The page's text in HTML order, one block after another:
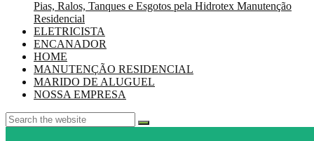
Pias, Ralos, Tanques e Esgotos pela Hidrotex Manutenção
Residencial
ELETRICISTA
ENCANADOR
HOME
MANUTENÇÃO RESIDENCIAL
MARIDO DE ALUGUEL
NOSSA EMPRESA